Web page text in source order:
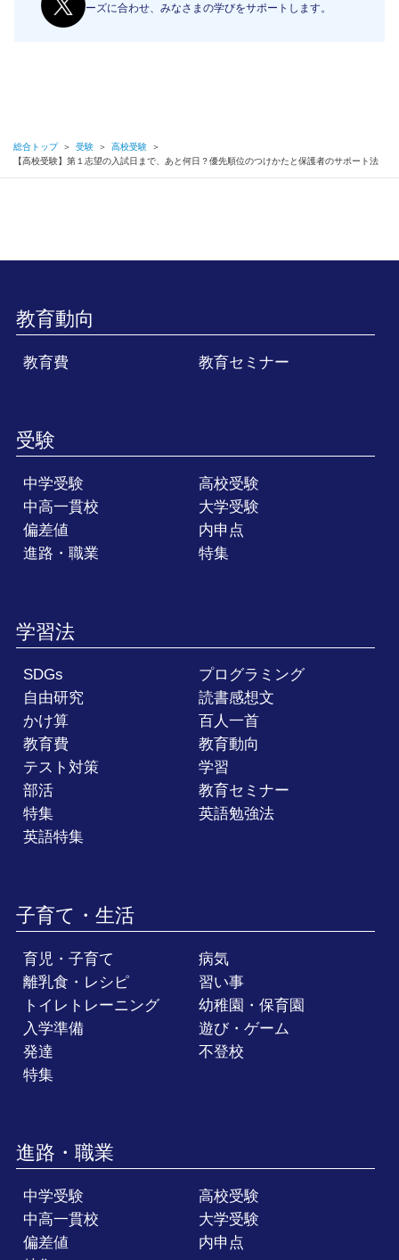
ーズに合わせ、みなさまの学びをサポートします。
総合トップ ＞ 受験 ＞ 高校受験
＞
【高校受験】第１志望の入試日まで、あと何日？優先順位のつけかたと保護者のサポート法
教育動向
教育費 教育セミナー
受験
中学受験
高校受験
中高一貫校
大学受験
偏差値
内申点
進路・職業
特集
学習法
SDGs
プログラミング
自由研究
読書感想文
かけ算
百人一首
教育費
教育動向
テスト対策
学習
部活
教育セミナー
特集
英語勉強法
英語特集
子育て・生活
育児・子育て
病気
離乳食・レシピ
習い事
トイレトレーニング
幼稚園・保育園
入学準備
遊び・ゲーム
発達
不登校
特集
進路・職業
中学受験
高校受験
中高一貫校
大学受験
偏差値
内申点